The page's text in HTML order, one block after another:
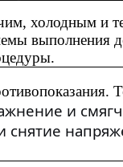
холодным и
и
снятие